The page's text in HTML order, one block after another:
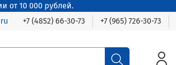
от 10 000 рублей.
+7 (4852) 66-30-73 +7 (965) 726-30-73